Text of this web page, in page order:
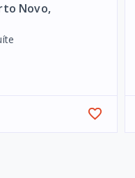
Novo,